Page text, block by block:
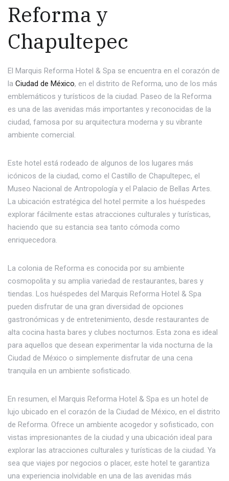
Reforma y
Chapultepec
El Marquis Reforma Hotel & Spa se encuentra en el corazón de
la Ciudad de México, en el distrito de Reforma, uno de los más
emblemáticos y turísticos de la ciudad. Paseo de la Reforma
es una de las avenidas más importantes y reconocidas de la
ciudad, famosa por su arquitectura moderna y su vibrante
ambiente comercial.
Este hotel está rodeado de algunos de los lugares más
icónicos de la ciudad, como el Castillo de Chapultepec, el
Museo Nacional de Antropología y el Palacio de Bellas Artes.
La ubicación estratégica del hotel permite a los huéspedes
explorar fácilmente estas atracciones culturales y turísticas,
haciendo que su estancia sea tanto cómoda como
enriquecedora.
La colonia de Reforma es conocida por su ambiente
cosmopolita y su amplia variedad de restaurantes, bares y
tiendas. Los huéspedes del Marquis Reforma Hotel & Spa
pueden disfrutar de una gran diversidad de opciones
gastronómicas y de entretenimiento, desde restaurantes de
alta cocina hasta bares y clubes nocturnos. Esta zona es ideal
para aquellos que desean experimentar la vida nocturna de la
Ciudad de México o simplemente disfrutar de una cena
tranquila en un ambiente sofisticado.
En resumen, el Marquis Reforma Hotel & Spa es un hotel de
lujo ubicado en el corazón de la Ciudad de México, en el distrito
de Reforma. Ofrece un ambiente acogedor y sofisticado, con
vistas impresionantes de la ciudad y una ubicación ideal para
explorar las atracciones culturales y turísticas de la ciudad. Ya
sea que viajes por negocios o placer, este hotel te garantiza
una experiencia inolvidable en una de las avenidas más